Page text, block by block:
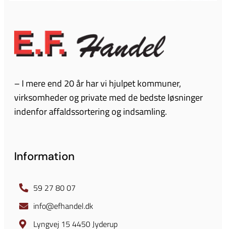
– I mere end 20 år har vi hjulpet kommuner,
virksomheder og private med de bedste løsninger
indenfor affaldssortering og indsamling.
Information
59 27 80 07
info@efhandel.dk
Lyngvej 15 4450 Jyderup